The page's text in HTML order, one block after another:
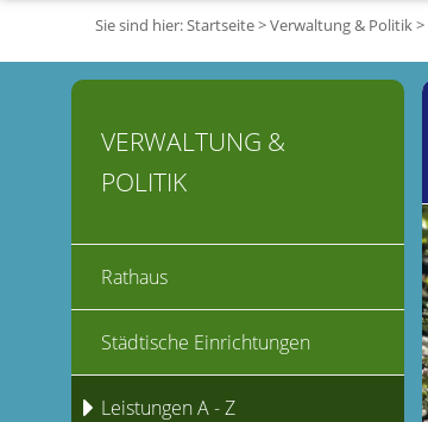
Sie sind hier:Startseite>Verwaltung & Politik>
VERWALTUNG &
POLITIK
Rathaus
Städtische Einrichtungen
Leistungen A - Z